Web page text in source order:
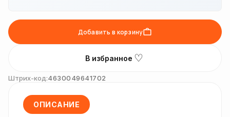
Добавить в корзину
В избранное ♡
Штрих-код:4630049641702
ОПИСАНИЕ